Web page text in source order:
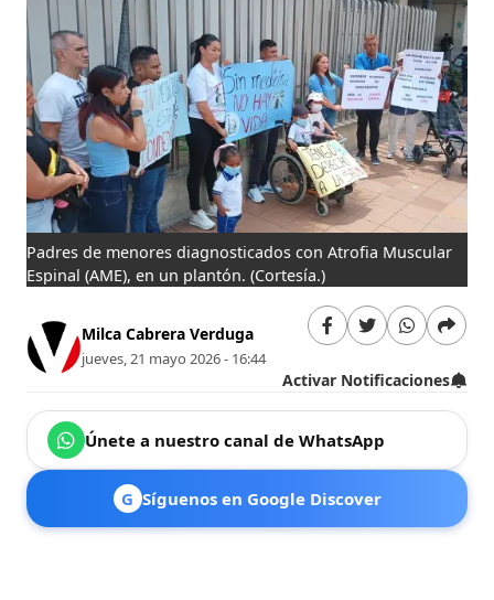
Padres de menores diagnosticados con Atrofia Muscular
Espinal (AME), en un plantón. (Cortesía.)
Milca Cabrera Verduga
jueves, 21 mayo 2026 - 16:44
Activar Notificaciones
Únete a nuestro canal de WhatsApp
G Síguenos en Google Discover